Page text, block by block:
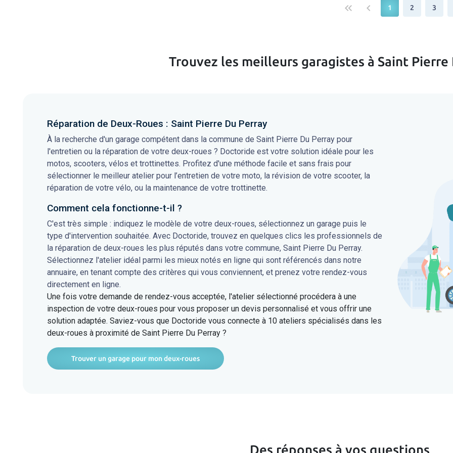
keyboard_double_arrow_left keyboard_arrow_left 1 2 3
Trouvez les meilleurs garagistes à Saint Pierre
Réparation de Deux-Roues : Saint Pierre Du Perray
À la recherche d'un garage compétent dans la commune de Saint Pierre Du Perray pour
l'entretien ou la réparation de votre deux-roues ? Doctoride est votre solution idéale pour les
motos, scooters, vélos et trottinettes. Profitez d'une méthode facile et sans frais pour
sélectionner le meilleur atelier pour l’entretien de votre moto, la révision de votre scooter, la
réparation de votre vélo, ou la maintenance de votre trottinette.
Comment cela fonctionne-t-il ?
C'est très simple : indiquez le modèle de votre deux-roues, sélectionnez un garage puis le
type d'intervention souhaitée. Avec Doctoride, trouvez en quelques clics les professionnels de
la réparation de deux-roues les plus réputés dans votre commune, Saint Pierre Du Perray.
Sélectionnez l'atelier idéal parmi les mieux notés en ligne qui sont référencés dans notre
annuaire, en tenant compte des critères qui vous conviennent, et prenez votre rendez-vous
directement en ligne.
Une fois votre demande de rendez-vous acceptée, l'atelier sélectionné procédera à une
inspection de votre deux-roues pour vous proposer un devis personnalisé et vous offrir une
solution adaptée. Saviez-vous que Doctoride vous connecte à 10 ateliers spécialisés dans les
deux-roues à proximité de Saint Pierre Du Perray ?
Trouver un garage pour mon deux-roues
Des réponses à vos questions